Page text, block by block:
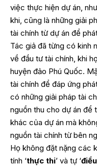
việc thực hiện dự án,
khi, cũng là những giải
tài chính từ dự án để
Tác giả đã từng có kinh
về đầu tư tài chính, khi
huyện đảo Phú Quốc.
tài chính để đáp ứng
có những giải pháp tài
nguồn thu cho dự án để
khác của dự án mà
nguồn tài chính từ bên
Họ không đặt nặng các
tính ‘thực thi’ và tự ‘